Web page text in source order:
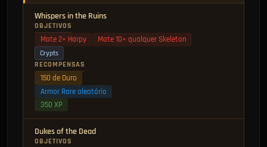
Whispers in the Ruins
OBJETIVOS
Mate 2× Harpy Mate 10× qualquer Skeleton
Crypts
RECOMPENSAS
150 de Ouro
Armor Rare aleatório
350 XP
Dukes of the Dead
OBJETIVOS